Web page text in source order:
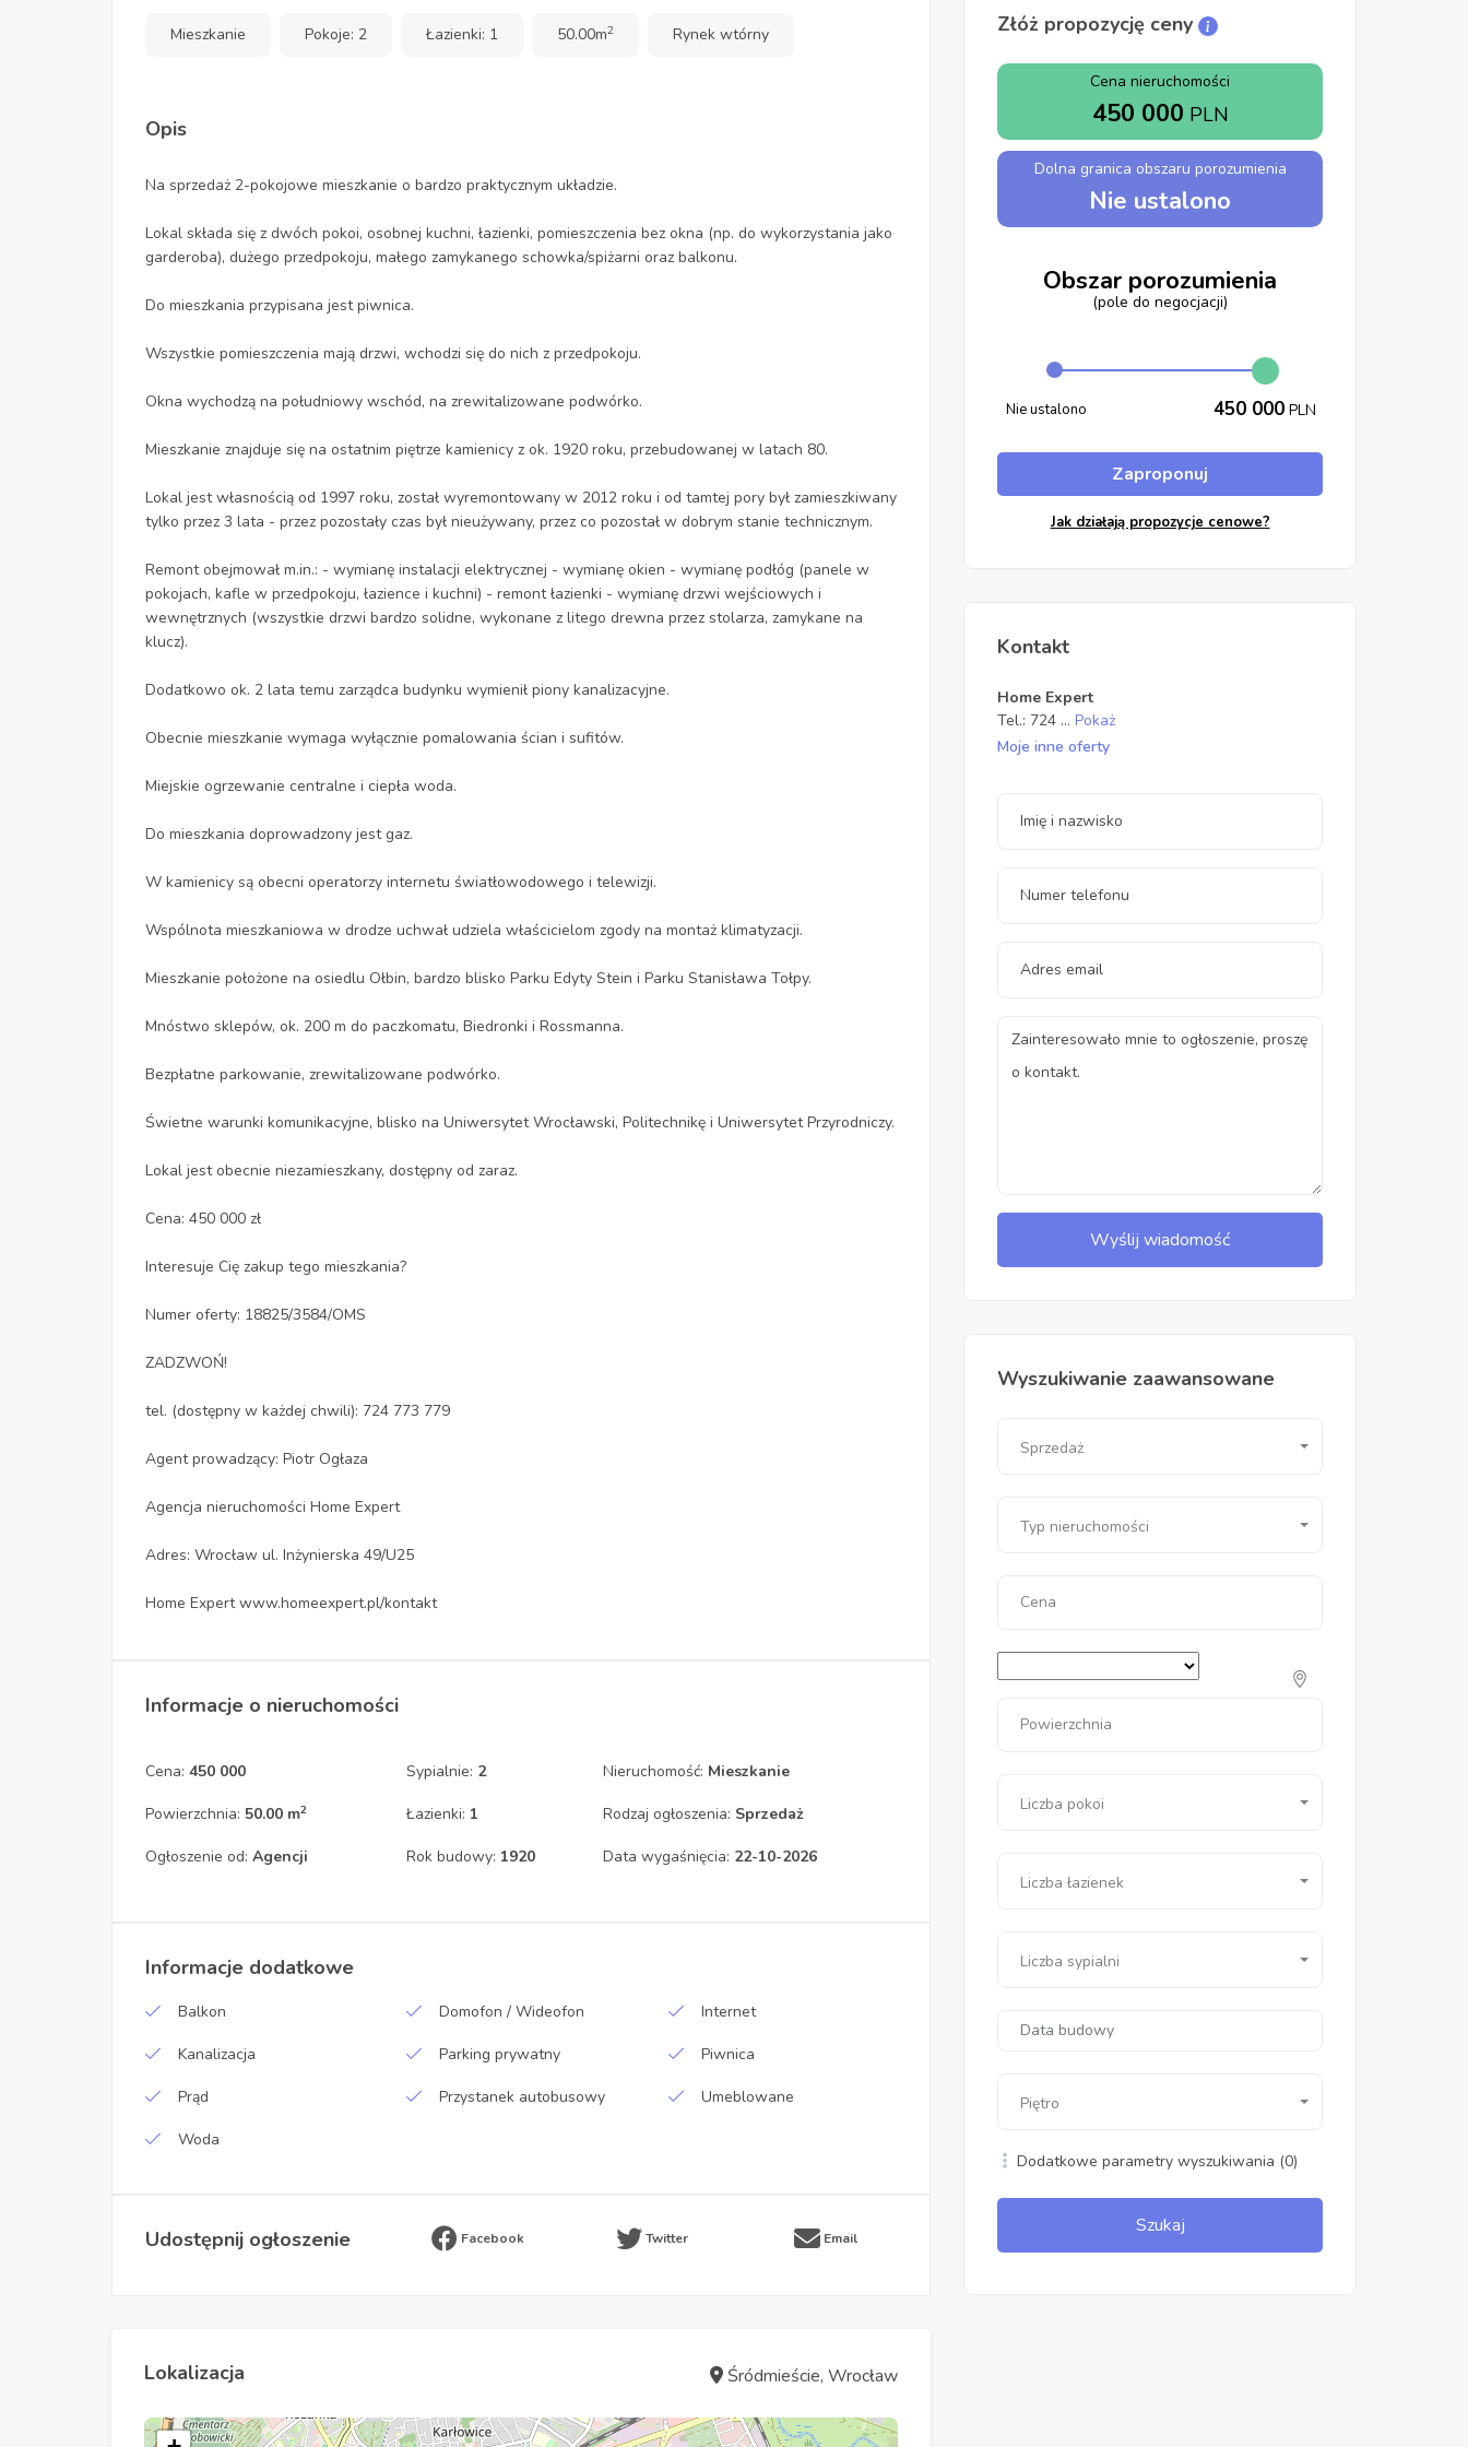
Mieszkanie Pokoje: 2 Łazienki: 1 50.00m2 Rynek wtórny
Opis
Na sprzedaż 2-pokojowe mieszkanie o bardzo praktycznym układzie.
Lokal składa się z dwóch pokoi, osobnej kuchni, łazienki, pomieszczenia bez okna (np. do wykorzystania jako
garderoba), dużego przedpokoju, małego zamykanego schowka/spiżarni oraz balkonu.
Do mieszkania przypisana jest piwnica.
Wszystkie pomieszczenia mają drzwi, wchodzi się do nich z przedpokoju.
Okna wychodzą na południowy wschód, na zrewitalizowane podwórko.
Mieszkanie znajduje się na ostatnim piętrze kamienicy z ok. 1920 roku, przebudowanej w latach 80.
Lokal jest własnością od 1997 roku, został wyremontowany w 2012 roku i od tamtej pory był zamieszkiwany
tylko przez 3 lata - przez pozostały czas był nieużywany, przez co pozostał w dobrym stanie technicznym.
Remont obejmował m.in.: - wymianę instalacji elektrycznej - wymianę okien - wymianę podłóg (panele w
pokojach, kafle w przedpokoju, łazience i kuchni) - remont łazienki - wymianę drzwi wejściowych i
wewnętrznych (wszystkie drzwi bardzo solidne, wykonane z litego drewna przez stolarza, zamykane na
klucz).
Dodatkowo ok. 2 lata temu zarządca budynku wymienił piony kanalizacyjne.
Obecnie mieszkanie wymaga wyłącznie pomalowania ścian i sufitów.
Miejskie ogrzewanie centralne i ciepła woda.
Do mieszkania doprowadzony jest gaz.
W kamienicy są obecni operatorzy internetu światłowodowego i telewizji.
Wspólnota mieszkaniowa w drodze uchwał udziela właścicielom zgody na montaż klimatyzacji.
Mieszkanie położone na osiedlu Ołbin, bardzo blisko Parku Edyty Stein i Parku Stanisława Tołpy.
Mnóstwo sklepów, ok. 200 m do paczkomatu, Biedronki i Rossmanna.
Bezpłatne parkowanie, zrewitalizowane podwórko.
Świetne warunki komunikacyjne, blisko na Uniwersytet Wrocławski, Politechnikę i Uniwersytet Przyrodniczy.
Lokal jest obecnie niezamieszkany, dostępny od zaraz.
Cena: 450 000 zł
Interesuje Cię zakup tego mieszkania?
Numer oferty: 18825/3584/OMS
ZADZWOŃ!
tel. (dostępny w każdej chwili): 724 773 779
Agent prowadzący: Piotr Ogłaza
Agencja nieruchomości Home Expert
Adres: Wrocław ul. Inżynierska 49/U25
Home Expert www.homeexpert.pl/kontakt
Informacje o nieruchomości
Cena: 450 000
Powierzchnia: 50.00 m2
Ogłoszenie od: Agencji
Sypialnie: 2
Łazienki: 1
Rok budowy: 1920
Nieruchomość: Mieszkanie
Rodzaj ogłoszenia: Sprzedaż
Data wygaśnięcia: 22-10-2026
Informacje dodatkowe
Balkon Domofon / Wideofon Internet
Kanalizacja Parking prywatny Piwnica
Prąd Przystanek autobusowy Umeblowane
Woda
Udostępnij ogłoszenie Facebook Twitter Email
Lokalizacja Śródmieście, Wrocław
Złóż propozycję ceny
Cena nieruchomości
450 000 PLN
Dolna granica obszaru porozumienia
Nie ustalono
Obszar porozumienia
(pole do negocjacji)
Nie ustalono 450 000 PLN
Zaproponuj
Jak działają propozycje cenowe?
Kontakt
Home Expert
Tel.: 724 ... Pokaż
Moje inne oferty
Wyślij wiadomość
Wyszukiwanie zaawansowane
Sprzedaż
Typ nieruchomości
Cena
Powierzchnia
Liczba pokoi
Liczba łazienek
Liczba sypialni
Piętro
Dodatkowe parametry wyszukiwania (0)
Szukaj